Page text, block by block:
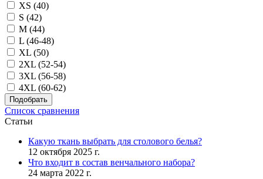
XS (40)
S (42)
M (44)
L (46-48)
XL (50)
2XL (52-54)
3XL (56-58)
4XL (60-62)
Подобрать
Список сравнения
Статьи
Какую ткань выбрать для столового белья?
12 октября 2025 г.
Что входит в состав венчального набора?
24 марта 2022 г.